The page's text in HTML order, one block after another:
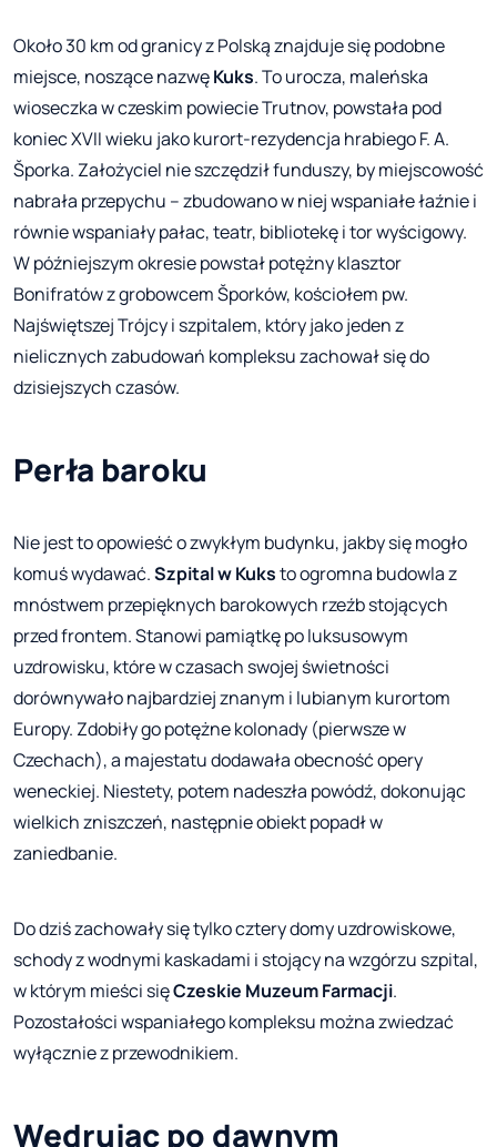
Około 30 km od granicy z Polską znajduje się podobne
miejsce, noszące nazwęKuks. To urocza, maleńska
wioseczka w czeskim powiecie Trutnov, powstała pod
koniec XVII wieku jako kurort-rezydencja hrabiego F. A.
Šporka. Założyciel nie szczędził funduszy, by miejscowość
nabrała przepychu – zbudowano w niej wspaniałe łaźnie i
równie wspaniały pałac, teatr, bibliotekę i tor wyścigowy.
W późniejszym okresie powstał potężny klasztor
Bonifratów z grobowcem Šporków, kościołem pw.
Najświętszej Trójcy i szpitalem, który jako jeden z
nielicznych zabudowań kompleksu zachował się do
dzisiejszych czasów.
Perła baroku
Nie jest to opowieść o zwykłym budynku, jakby się mogło
komuś wydawać.Szpital w Kuksto ogromna budowla z
mnóstwem przepięknych barokowych rzeźb stojących
przed frontem. Stanowi pamiątkę po luksusowym
uzdrowisku, które w czasach swojej świetności
dorównywało najbardziej znanym i lubianym kurortom
Europy. Zdobiły go potężne kolonady (pierwsze w
Czechach), a majestatu dodawała obecność opery
weneckiej. Niestety, potem nadeszła powódź, dokonując
wielkich zniszczeń, następnie obiekt popadł w
zaniedbanie.
Do dziś zachowały się tylko cztery domy uzdrowiskowe,
schody z wodnymi kaskadami i stojący na wzgórzu szpital,
w którym mieści sięCzeskie Muzeum Farmacji.
Pozostałości wspaniałego kompleksu można zwiedzać
wyłącznie z przewodnikiem.
Wędrując po dawnym